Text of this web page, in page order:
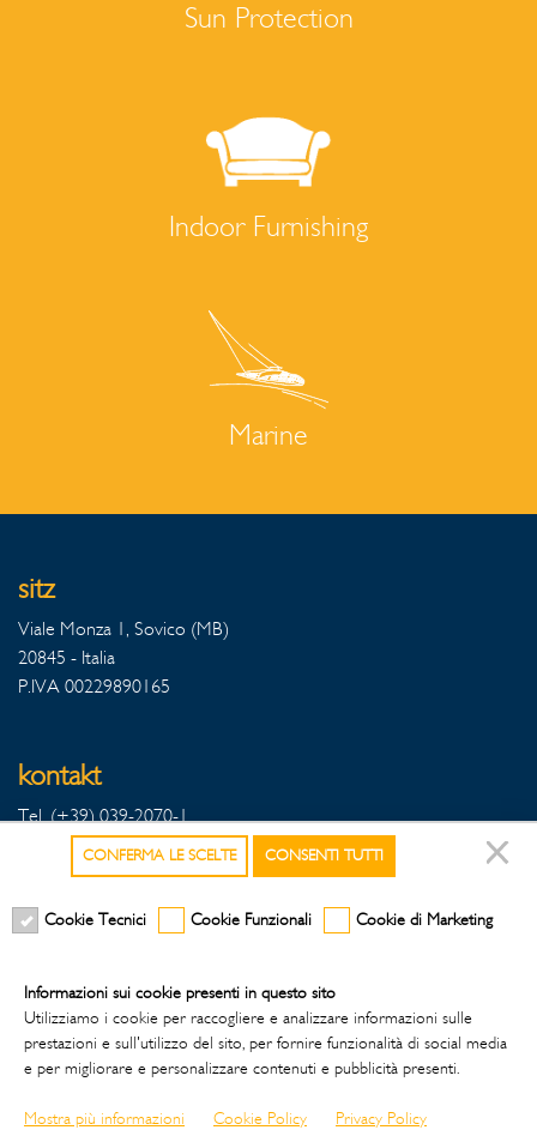
Sun Protection
Indoor Furnishing
Marine
sitz
Viale Monza 1, Sovico (MB)
20845 - Italia
P.IVA 00229890165
kontakt
Tel. (+39) 039-2070-1
Fax Export (+39) 039-2070342
Fax Italia (+39) 039-2070396
Credits
CONFERMA LE SCELTE CONSENTI TUTTI
Cookie Tecnici Cookie Funzionali Cookie di Marketing
Informazioni sui cookie presenti in questo sito
Utilizziamo i cookie per raccogliere e analizzare informazioni sulle
prestazioni e sull'utilizzo del sito, per fornire funzionalità di social media
e per migliorare e personalizzare contenuti e pubblicità presenti.
Mostra più informazioni Cookie Policy Privacy Policy